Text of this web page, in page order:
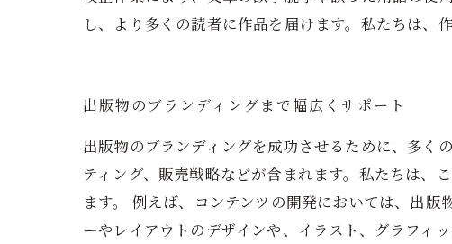
し、より多くの読者に作品を届けます。私たちは、
出版物のブランディングまで幅広くサポート
出版物のブランディングを成功させるために、多く
ティング、販売戦略などが含まれます。私たちは、
ます。 例えば、コンテンツの開発においては、出
ーやレイアウトのデザインや、イラスト、グラフィ